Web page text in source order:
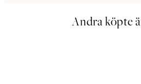
Andra köpte